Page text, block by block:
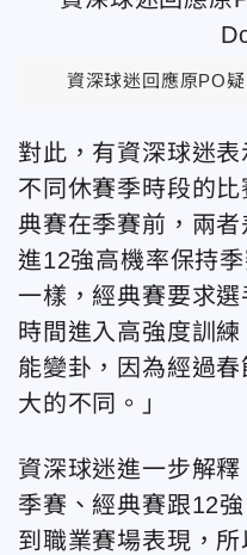
資深球迷回應原PO
對此，有資深球迷
不同休賽季時段的
典賽在季賽前，兩者
進12強高機率保持
一樣，經典賽要求
時間進入高強度訓
能變卦，因為經過
大的不同。」
資深球迷進一步解
季賽、經典賽跟12
到職業賽場表現，